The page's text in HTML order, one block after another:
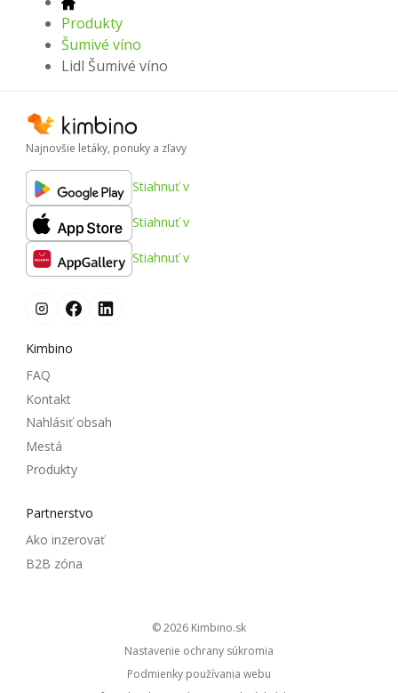
Produkty
Šumivé víno
Lidl Šumivé víno
Najnovšie letáky, ponuky a zľavy
Stiahnuť v
Stiahnuť v
Stiahnuť v
Kimbino
FAQ
Kontakt
Nahlásiť obsah
Mestá
Produkty
Partnerstvo
Ako inzerovať
B2B zóna
© 2026
kimbino.sk
Nastavenie ochrany súkromia
Podmienky používania webu